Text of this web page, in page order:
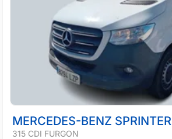
MERCEDES-BENZ SPRINTER
315 CDI FURGON